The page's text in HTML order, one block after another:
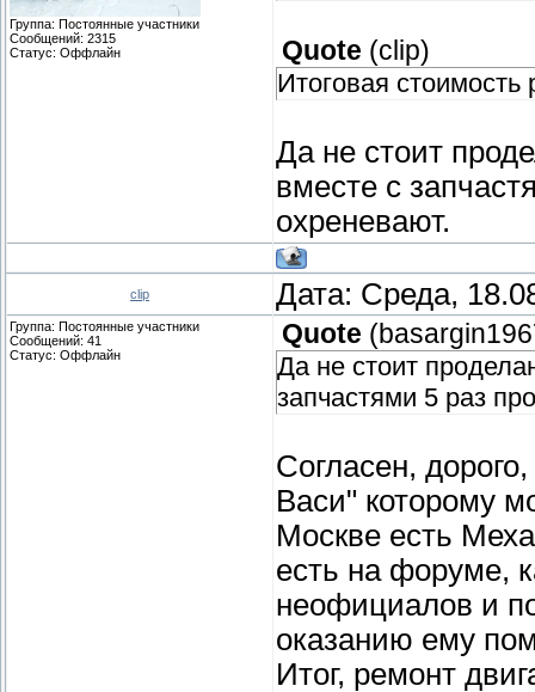
Группа: Постоянные участники
Сообщений: 2315
Статус: Оффлайн Quote (clip)
Итоговая
Да не стоит
вместе с
охреневают.
clip Дата: Среда,
Группа: Постоянные участники
Сообщений: 41
Статус: Оффлайн
Quote (
Да не стоит
запчастями 5 раз
Согласен,
Васи" которому
Москве есть
есть на форуме,
неофициалов и
оказанию ему
Итог, ремонт